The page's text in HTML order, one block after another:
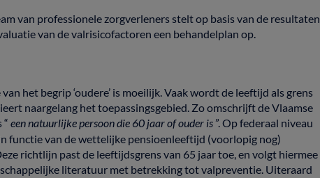
van professionelezorgverlenerssteltop basisvande resultaten
vandevalrisicofactoreneen behandelplan op.
van het begrip‘oudere’ is moeilijk.Vaakwordtde leeftijdals grens
naargelang hettoepassingsgebied. ZoomschrijftdeVlaamse
“eennatuurlijkepersoondie 60jaarofouder is ”.Opfederaal niveau
functievandewettelijke pensioenleeftijd (voorlopig nog)
richtlijn pastde leeftijdsgrensvan 65 jaartoe,envolgt hiermee
literatuur met betrekkingtotvalpreventie. Uiteraard